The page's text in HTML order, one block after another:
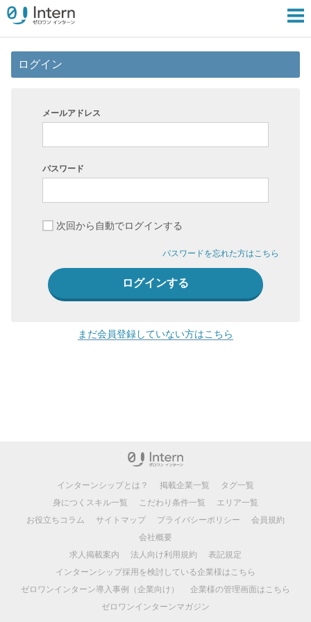
ログイン
メールアドレス
パスワード
次回から自動でログインする
パスワードを忘れた方はこちら
まだ会員登録していない方はこちら
インターンシップとは？ 掲載企業一覧
タグ一覧
身につくスキル一覧
こだわり条件一覧
エリア一覧
お役立ちコラム
サイトマップ プライバシーポリシー
会員規約
会社概要
求人掲載案内
法人向け利用規約
表記規定
インターンシップ採用を検討している企業様はこちら
ゼロワンインターン導入事例（企業向け）
企業様の管理画面はこちら
ゼロワンインターンマガジン